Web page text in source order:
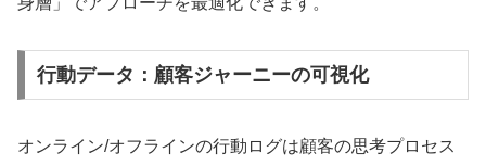
行動データ：顧客ジャーニーの可視化
オンライン/オフラインの行動ログは顧客の思考プロセス